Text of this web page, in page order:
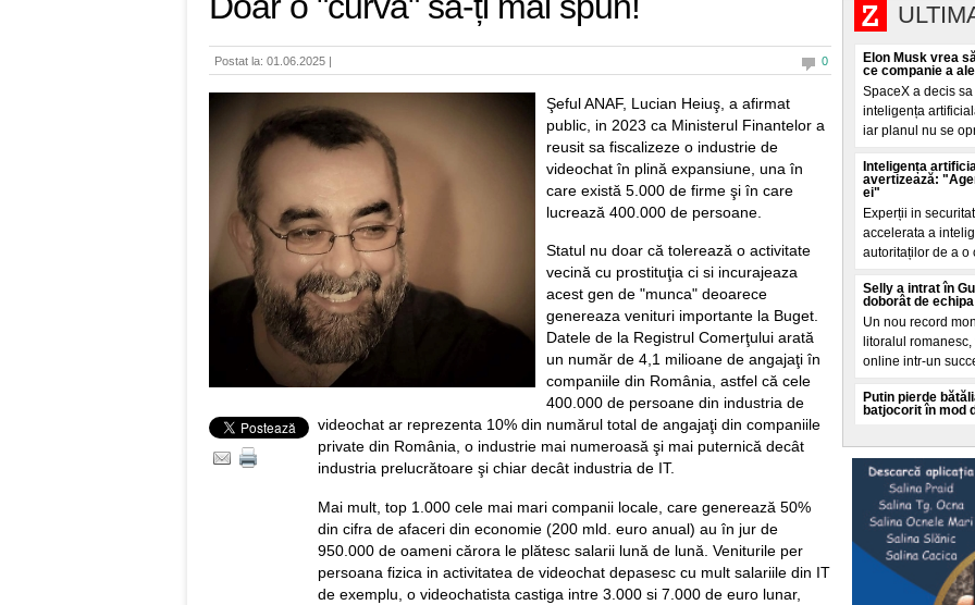
Postat la: 01.06.2025 | 0
Şeful ANAF, Lucian Heiuş, a afirmat
public, in 2023 ca Ministerul Finantelor a
reusit sa fiscalizeze o industrie de
videochat în plină expansiune, una în
care există 5.000 de firme şi în care
lucrează 400.000 de persoane.
Statul nu doar că tolerează o activitate
vecină cu prostituţia ci si incurajeaza
acest gen de "munca" deoarece
genereaza venituri importante la Buget.
Datele de la Registrul Comerţului arată
un număr de 4,1 milioane de angajaţi în
companiile din România, astfel că cele
400.000 de persoane din industria de
videochat ar reprezenta 10% din numărul total de angajaţi din companiile
private din România, o industrie mai numeroasă şi mai puternică decât
industria prelucrătoare şi chiar decât industria de IT.
Mai mult, top 1.000 cele mai mari companii lo­cale, care generează 50%
din cifra de afaceri din eco­nomie (200 mld. euro anual) au în jur de
950.000 de oameni cărora le plătesc salarii lună de lună. Veniturile per
persoana fizica in activitatea de videochat depasesc cu mult salariile din IT
de exemplu, o videochatista castiga intre 3.000 si 7.000 de euro lunar,
Elon Musk vrea
ce companie a
SpaceX a decis
inteligența
iar planul nu se
Inteligența
avertizează:
ei"
Experții in
accelerata a
autoritaților de a o
Selly a intrat în
doborât de
Un nou record
litoralul
online intr-un
Putin pierde
batjocorit în mod
miliardar din
a dat puține semne
Cât de bogate
o avere mai
Cele mai mari
prin afaceri care
povești de succes